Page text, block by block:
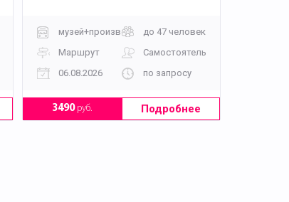
музей+производстводо 47 человек
Маршрут
Самостоятельно
06.08.2026
по запросу
3490руб. Подробнее